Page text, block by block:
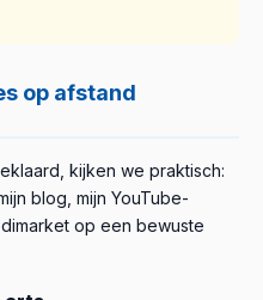
op afstand
kijken we praktisch:
blog, mijn YouTube-
op een bewuste